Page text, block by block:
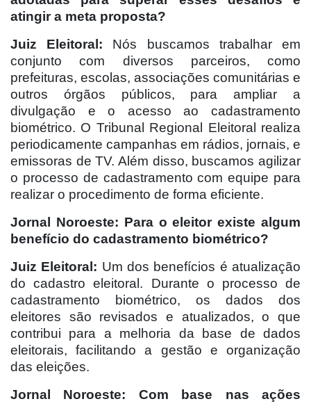
atingir a meta proposta?
Juiz Eleitoral: Nós buscamos trabalhar em
conjunto com diversos parceiros, como
prefeituras, escolas, associações comunitárias e
outros órgãos públicos, para ampliar a
divulgação e o acesso ao cadastramento
biométrico. O Tribunal Regional Eleitoral realiza
periodicamente campanhas em rádios, jornais, e
emissoras de TV. Além disso, buscamos agilizar
o processo de cadastramento com equipe para
realizar o procedimento de forma eficiente.
Jornal Noroeste: Para o eleitor existe algum
benefício do cadastramento biométrico?
Juiz Eleitoral: Um dos benefícios é atualização
do cadastro eleitoral. Durante o processo de
cadastramento biométrico, os dados dos
eleitores são revisados e atualizados, o que
contribui para a melhoria da base de dados
eleitorais, facilitando a gestão e organização
das eleições.
Jornal Noroeste: Com base nas ações